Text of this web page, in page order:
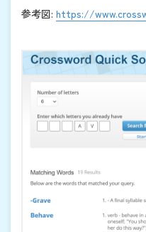
参考図: https://